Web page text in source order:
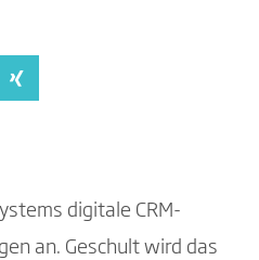
digitale CRM-
an. Geschult wird das